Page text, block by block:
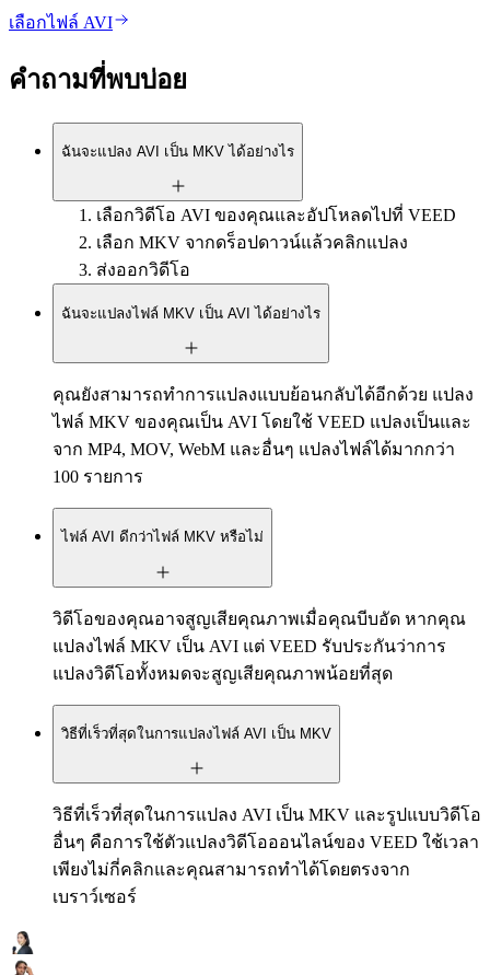
เลือกไฟล์ AVI
คำถามที่พบบ่อย
ฉันจะแปลง AVI เป็น MKV ได้อย่างไร
เลือกวิดีโอ AVI ของคุณและอัปโหลดไปที่ VEED
เลือก MKV จากดร็อปดาวน์แล้วคลิกแปลง
ส่งออกวิดีโอ
ฉันจะแปลงไฟล์ MKV เป็น AVI ได้อย่างไร
คุณยังสามารถทำการแปลงแบบย้อนกลับได้อีกด้วย แปลง
ไฟล์ MKV ของคุณเป็น AVI โดยใช้ VEED แปลงเป็นและ
จาก MP4, MOV, WebM และอื่นๆ แปลงไฟล์ได้มากกว่า
100 รายการ
ไฟล์ AVI ดีกว่าไฟล์ MKV หรือไม่
วิดีโอของคุณอาจสูญเสียคุณภาพเมื่อคุณบีบอัด หากคุณ
แปลงไฟล์ MKV เป็น AVI แต่ VEED รับประกันว่าการ
แปลงวิดีโอทั้งหมดจะสูญเสียคุณภาพน้อยที่สุด
วิธีที่เร็วที่สุดในการแปลงไฟล์ AVI เป็น MKV
วิธีที่เร็วที่สุดในการแปลง AVI เป็น MKV และรูปแบบวิดีโอ
อื่นๆ คือการใช้ตัวแปลงวิดีโอออนไลน์ของ VEED ใช้เวลา
เพียงไม่กี่คลิกและคุณสามารถทำได้โดยตรงจาก
เบราว์เซอร์